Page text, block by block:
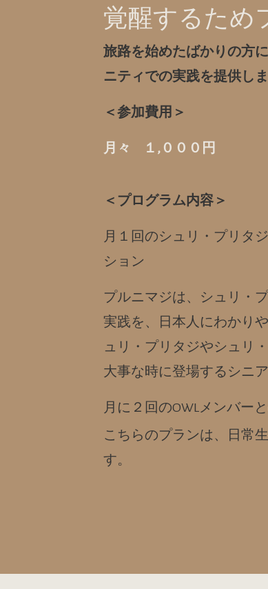
覚醒するため
旅路を始めたばかりの方
ニティでの実践を提供しま
＜参加費用＞
月々 １,０００円
＜プログラム内容＞
月１回のシュリ・プリタ
ション
プルニマジは、シュリ・
実践を、日本人にわかり
ュリ・プリタジやシュリ
大事な時に登場するシニ
月に２回のOWLメンバー
こちらのプランは、日常
す。